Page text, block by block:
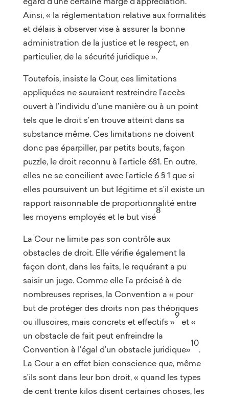
Ainsi, « la réglementation relative aux formalités
et délais à observer vise à assurer la bonne
administration de la justice et le respect, en
particulier, de la sécurité juridique ».
7
Toutefois, insiste la Cour, ces limitations
appliquées ne sauraient restreindre l’accès
ouvert à l’individu d’une manière ou à un point
tels que le droit s’en trouve atteint dans sa
substance même. Ces limitations ne doivent
donc pas éparpiller, par petits bouts, façon
puzzle, le droit reconnu à l’article 6§1. En outre,
elles ne se concilient avec l’article 6 § 1 que si
elles poursuivent un but légitime et s’il existe un
rapport raisonnable de proportionnalité entre
les moyens employés et le but visé
8
La Cour ne limite pas son contrôle aux
obstacles de droit. Elle vérifie également la
façon dont, dans les faits, le requérant a pu
saisir un juge. Comme elle l’a précisé à de
nombreuses reprises, la Convention a « pour
but de protéger des droits non pas théoriques
ou illusoires, mais concrets et effectifs »
9
et «
un obstacle de fait peut enfreindre la
Convention à l’égal d’un obstacle juridique»
10
.
La Cour a en effet bien conscience que, même
s’ils sont dans leur bon droit, « quand les types
de cent trente kilos disent certaines choses, les